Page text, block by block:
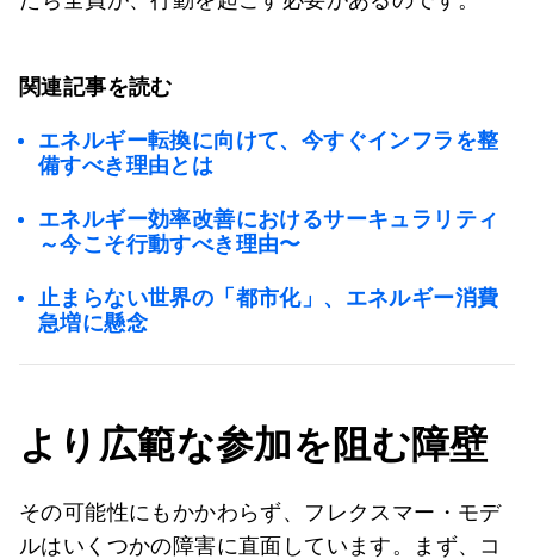
関連記事を読む
エネルギー転換に向けて、今すぐインフラを整
備すべき理由とは
エネルギー効率改善におけるサーキュラリティ
～今こそ行動すべき理由〜
止まらない世界の「都市化」、エネルギー消費
急増に懸念
より広範な参加を阻む障壁
その可能性にもかかわらず、フレクスマー・モデ
ルはいくつかの障害に直面しています。まず、コ